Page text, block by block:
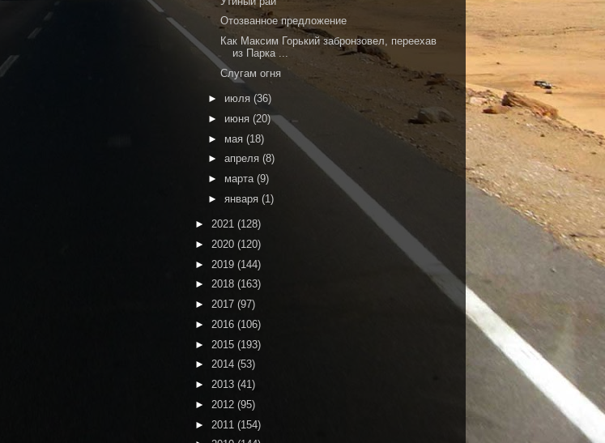
Отозванное предложение
Как Максим Горький забронзовел, переехав
из Парка ...
Слугам огня
► июля (36)
► июня (20)
► мая (18)
► апреля (8)
► марта (9)
► января (1)
► 2021 (128)
► 2020 (120)
► 2019 (144)
► 2018 (163)
► 2017 (97)
► 2016 (106)
► 2015 (193)
► 2014 (53)
► 2013 (41)
► 2012 (95)
► 2011 (154)